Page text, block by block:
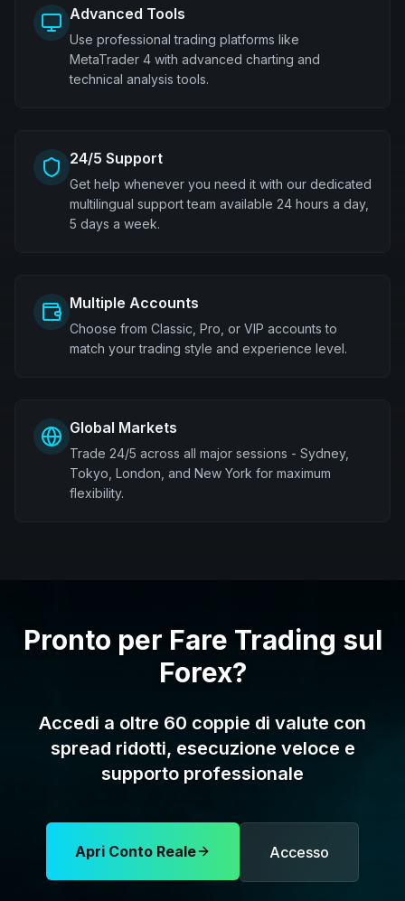
Advanced Tools
Use professional trading platforms like
MetaTrader 4 with advanced charting and
technical analysis tools.
24/5 Support
Get help whenever you need it with our dedicated
multilingual support team available 24 hours a day,
5 days a week.
Multiple Accounts
Choose from Classic, Pro, or VIP accounts to
match your trading style and experience level.
Global Markets
Trade 24/5 across all major sessions - Sydney,
Tokyo, London, and New York for maximum
flexibility.
Pronto per Fare Trading sul
Forex?
Accedi a oltre 60 coppie di valute con
spread ridotti, esecuzione veloce e
supporto professionale
Apri Conto Reale Accesso